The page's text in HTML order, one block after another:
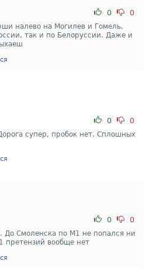
0 0
налево на Могилев и Гомель.
так и по Белоруссии. Даже и
0 0
супер, пробок нет. Сплошных
0 0
До Смоленска по М1 не попался ни
претензий вообще нет